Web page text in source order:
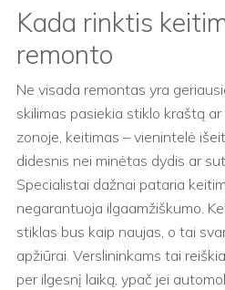
Kada rinktis
remonto
Ne visada remontas yra
skilimas pasiekia stiklo kraštą
zonoje, keitimas – vienintelė
didesnis nei minėtas dydis ar
Specialistai dažnai pataria
negarantuoja ilgaamžiškumo.
stiklas bus kaip naujas, o tai
apžiūrai. Verslininkams tai
per ilgesnį laiką, ypač jei